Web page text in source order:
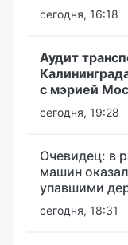
сегодня, 16:18
Аудит
с мэрией
сегодня, 19:28
Очевидец: в
машин
упавшими
сегодня, 18:31